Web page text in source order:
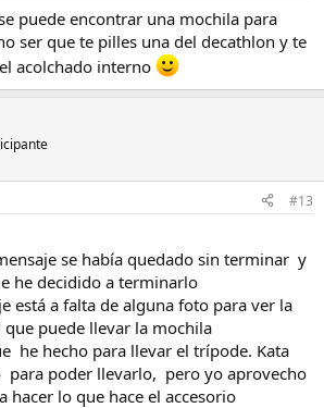
puede encontrar una mochila para
ser que te pilles una del decathlon y te
acolchado interno
#13
se había quedado sin terminar y
he decidido a terminarlo
está a falta de alguna foto para ver la
puede llevar la mochila
he hecho para llevar el trípode. Kata
para poder llevarlo, pero yo aprovecho
hacer lo que hace el accesorio